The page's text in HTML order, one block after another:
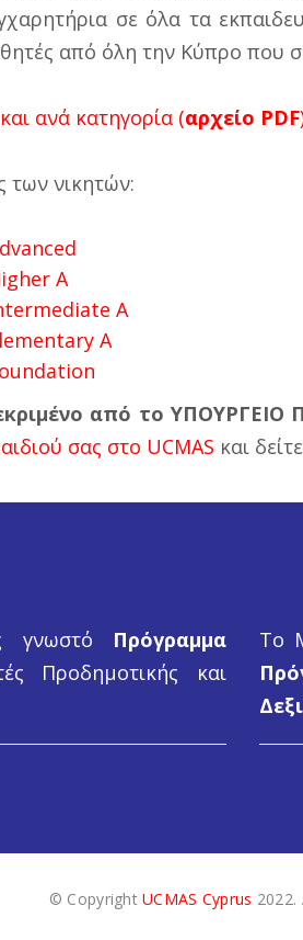
σε όλα τα
από όλη την Κύπρο που
ανά κατηγορία (αρχείο PDF
των νικητών:
A
A
A
από το ΥΠΟΥΡΓΕΙΟ
σας στο UCMAS και
γνωστό Πρόγραμμα
Προδημοτικής και
Το
© CopyrightUCMAS Cyprus 2022.